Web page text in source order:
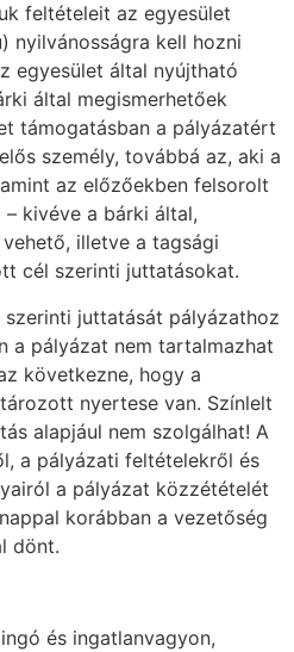
feltételeit az egyesület
nyilvánosságra kell hozni
egyesület által nyújtható
által megismerhetőek
támogatásban a pályázatért
személy, továbbá az, aki a
az előzőekben felsorolt
kivéve a bárki által,
illetve a tagsági
cél szerinti juttatásokat.
juttatását pályázathoz
a pályázat nem tartalmazhat
következne, hogy a
nyertese van. Színlelt
alapjául nem szolgálhat! A
a pályázati feltételekről és
a pályázat közzétételét
korábban a vezetőség
dönt.
és ingatlanvagyon,